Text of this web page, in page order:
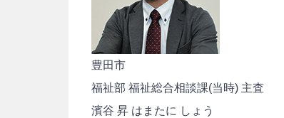
豊田市
福祉部 福祉総合相談課(当時) 主査
濱谷 昇 はまたに しょう